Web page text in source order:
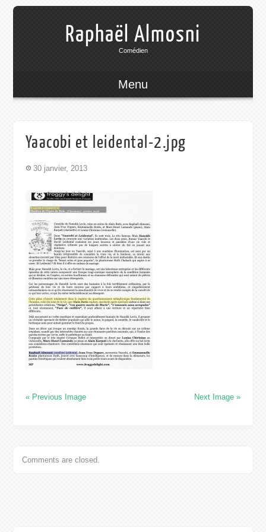
Raphaël Almosni
Comédien
Menu
Yaacobi et leidental-2.jpg
30 janvier, 2013
« Previous Image Next Image »
Comments are closed.